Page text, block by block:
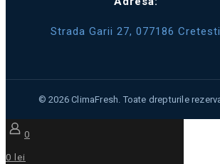
Strada Garii 27, 077186 Cretesti
0
0 lei